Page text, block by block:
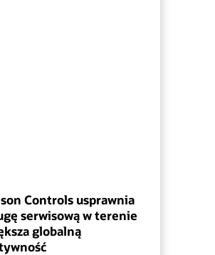
Controls usprawnia
serwisową w terenie
globalną